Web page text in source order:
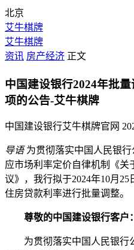
北京
艾牛棋牌
艾牛棋牌
资讯 房产经济 正文
中国建设银行2024年批
项的公告-艾牛棋牌
中国建设银行艾牛棋牌官网
导语为贯彻落实中国人民银行
应市场利率定价自律机制《关
议》，我行拟于2024年10月
住房贷款利率进行批量调整。
尊敬的中国建设银行客户：
为贯彻落实中国人民银行